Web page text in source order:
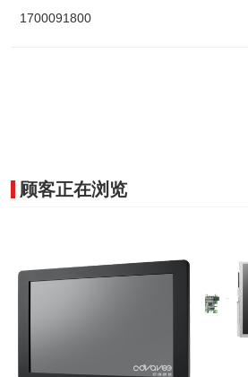
1700091800
顾客正在浏览